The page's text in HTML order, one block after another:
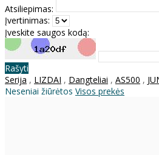
Atsiliepimas:
Įvertinimas:
Įveskite saugos kodą:
Rašyti
Serija , LIZDAI , Dangteliai , AS500 ,
Neseniai žiūrėtos Visos prekės